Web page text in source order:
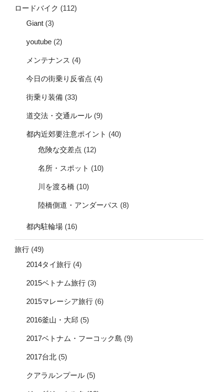
ロードバイク (112)
Giant (3)
youtube (2)
メンテナンス (4)
今日の街乗り反省点 (4)
街乗り装備 (33)
道交法・交通ルール (9)
都内近郊要注意ポイント (40)
危険な交差点 (12)
名所・スポット (10)
川を渡る橋 (10)
陸橋側道・アンダーパス (8)
都内駐輪場 (16)
旅行 (49)
2014タイ旅行 (4)
2015ベトナム旅行 (3)
2015マレーシア旅行 (6)
2016釜山・大邱 (5)
2017ベトナム・フーコック島 (9)
2017台北 (5)
クアラルンプール (5)